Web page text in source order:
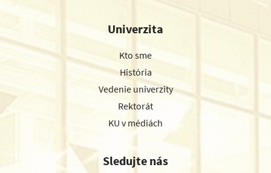
Univerzita
Kto sme
História
Vedenie univerzity
Rektorát
KU v médiách
Sledujte nás